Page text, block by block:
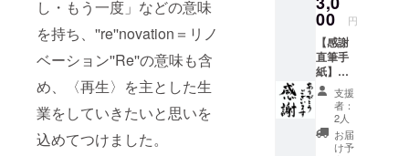
し・もう一度」などの意味
を持ち、''re''novation＝リノ
ベーション''Re''の意味も含
め、〈再生〉を主とした生
業をしていきたいと思いを
込めてつけました。
メッ
にてお
送りさ
せてい
ただき
ます！
（この
リター
ンはは
い！と
思って
くださ
る方向
けのリ
ターン
となっ
ていま
す。 プ
ロジェ
00 円
【感謝
直筆手
紙】長
和町に
直接来
ること
は難し
いけ
支援
者：
2人
お届
け予